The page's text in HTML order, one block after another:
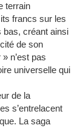
terrain
francs sur les
bas, créant ainsi
de son
n’est pas
universelle qui
de la
s’entrelacent
La saga